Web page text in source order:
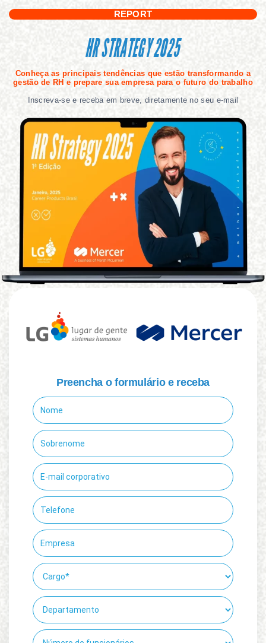
REPORT
HR STRATEGY 2025
Conheça as principais tendências que estão transformando a
gestão de RH e prepare sua empresa para o futuro do trabalho
Inscreva-se e receba em breve, diretamente no seu e-mail
Preencha o formulário e receba